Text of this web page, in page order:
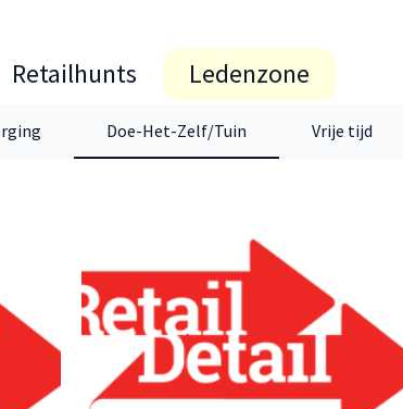
Doe-Het-Zelf/Tuin Vrije tijd
Retailhunts Ledenzone